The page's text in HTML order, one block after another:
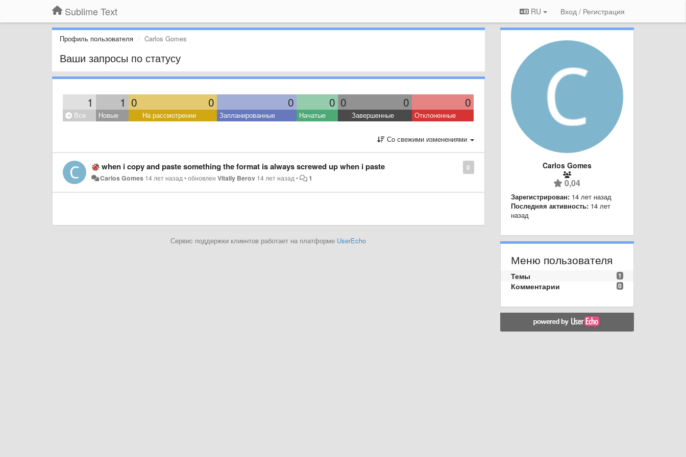
Sublime Text RU Вход / Регистрация
Профиль пользователя Carlos Gomes
Ваши запросы по статусу
1 1 0 0 0 0 0 0 0
Все Новые На рассмотрении Запланированные Начатые Завершенные Отклоненные
Со свежими изменениями
0
when i copy and paste something the format is always screwed up when i paste
Carlos Gomes 14 лет назад•обновленVitaliy Berov 14 лет назад• 1
Сервис поддержки клиентов работает на платформе UserEcho
Carlos Gomes
0,04
Зарегистрирован: 14 лет назад
Последняя активность: 14 лет
назад
Меню пользователя
1
Темы
0
Комментарии